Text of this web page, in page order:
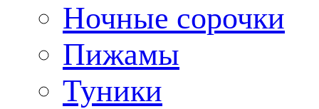
Ночные сорочки
Пижамы
Туники